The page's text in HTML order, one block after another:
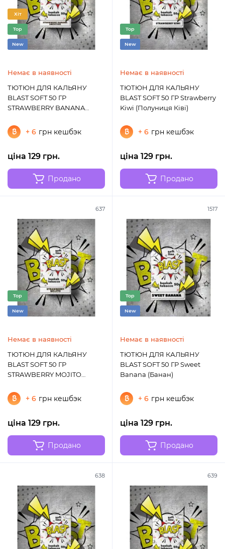
Хіт
Top
New
Немає в наявності
ТЮТЮН ДЛЯ КАЛЬЯНУ
BLAST SOFT 50 ГР
STRAWBERRY BANANA
БАНАН СМУЗІ)
+ 6 грн кешбэк
ціна 129 грн.
Продано
Top
New
Немає в наявності
ТЮТЮН ДЛЯ КАЛЬЯНУ
BLAST SOFT 50 ГР Strawberry
Kiwi (Полуниця Ківі)
+ 6 грн кешбэк
ціна 129 грн.
Продано
637
Top
New
Немає в наявності
ТЮТЮН ДЛЯ КАЛЬЯНУ
BLAST SOFT 50 ГР
STRAWBERRY MOJITO
+ 6 грн кешбэк
ціна 129 грн.
Продано
1517
Top
New
Немає в наявності
ТЮТЮН ДЛЯ КАЛЬЯНУ
BLAST SOFT 50 ГР Sweet
Banana (Банан)
+ 6 грн кешбэк
ціна 129 грн.
Продано
638 639